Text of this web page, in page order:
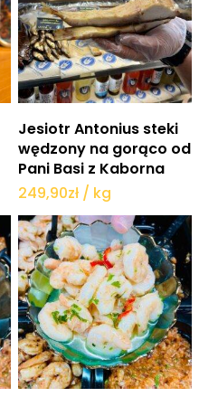
Dodaj do koszyka
Jesiotr Antonius steki
wędzony na gorąco od
Pani Basi z Kaborna
249,90zł / kg